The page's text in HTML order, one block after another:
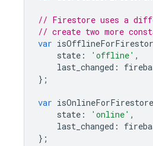
// Firestore uses a
// create two more
var
state : 'offline' ,
last_changed :
};
var isOnlineForFirestore
state : 'online' ,
last_changed :
};